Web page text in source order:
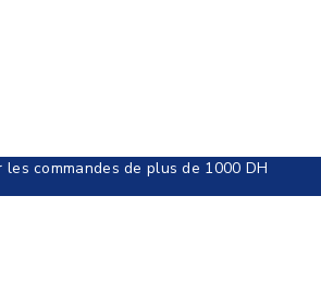
commandes de plus de 1000 DH